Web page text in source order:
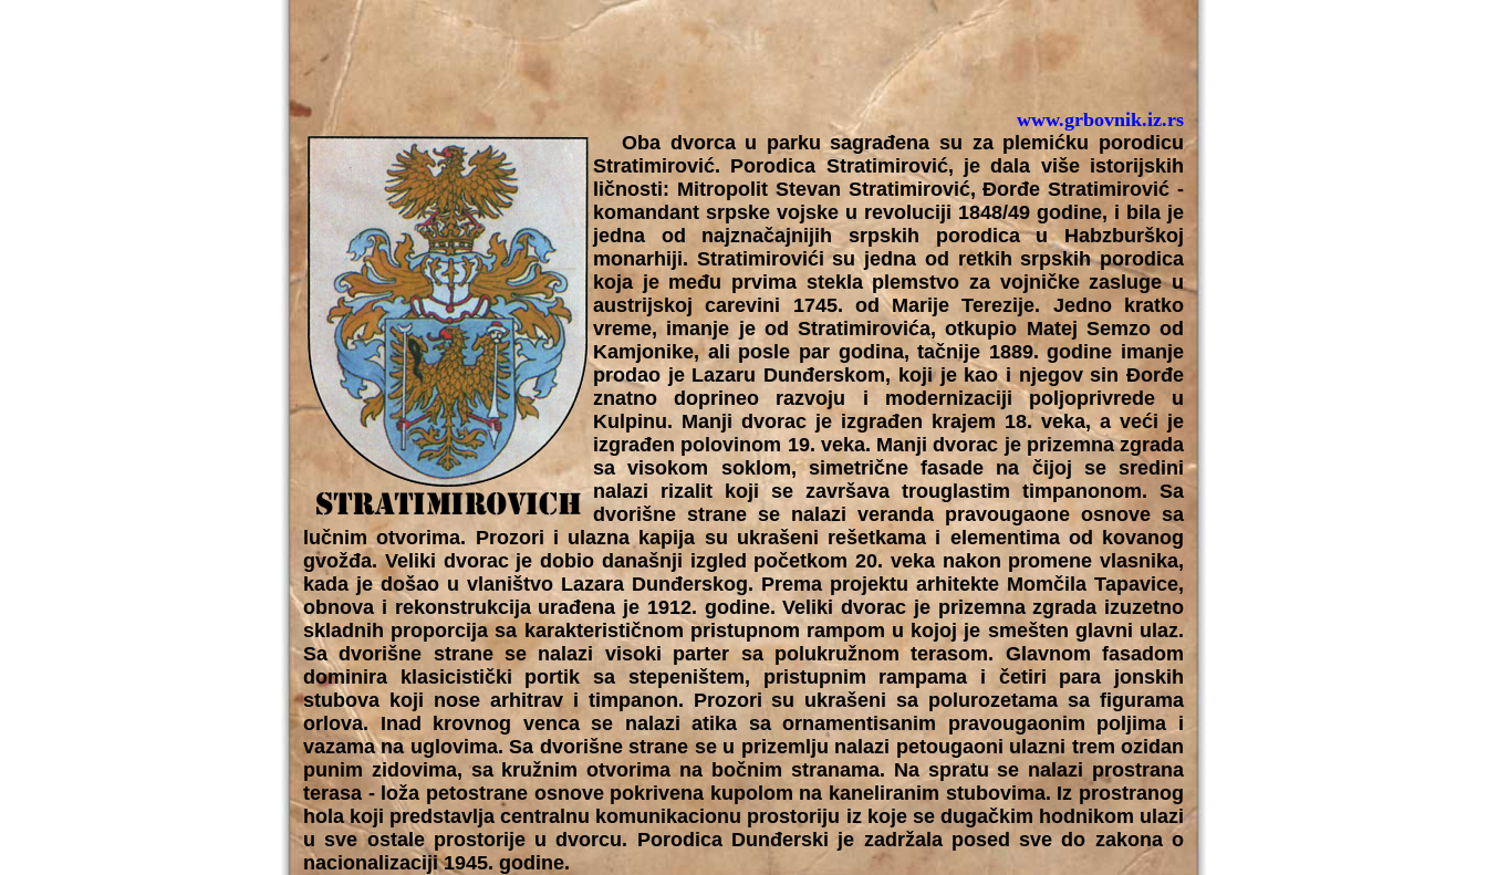
www.grbovnik.iz.rs
Oba dvorca u parku sagrađena su za plemićku porodicu
Stratimirović. Porodica Stratimirović, je dala više istorijskih
ličnosti: Mitropolit Stevan Stratimirović, Đorđe Stratimirović -
komandant srpske vojske u revoluciji 1848/49 godine, i bila je
jedna od najznačajnijih srpskih porodica u Habzburškoj
monarhiji. Stratimirovići su jedna od retkih srpskih porodica
koja je među prvima stekla plemstvo za vojničke zasluge u
austrijskoj carevini 1745. od Marije Terezije. Jedno kratko
vreme, imanje je od Stratimirovića, otkupio Matej Semzo od
Kamjonike, ali posle par godina, tačnije 1889. godine imanje
prodao je Lazaru Dunđerskom, koji je kao i njegov sin Đorđe
znatno doprineo razvoju i modernizaciji poljoprivrede u
Kulpinu. Manji dvorac je izgrađen krajem 18. veka, a veći je
izgrađen polovinom 19. veka. Manji dvorac je prizemna zgrada
sa visokom soklom, simetrične fasade na čijoj se sredini
nalazi rizalit koji se završava trouglastim timpanonom. Sa
dvorišne strane se nalazi veranda pravougaone osnove sa
lučnim otvorima. Prozori i ulazna kapija su ukrašeni rešetkama i elementima od kovanog
gvožđa. Veliki dvorac je dobio današnji izgled početkom 20. veka nakon promene vlasnika,
kada je došao u vlaništvo Lazara Dunđerskog. Prema projektu arhitekte Momčila Tapavice,
obnova i rekonstrukcija urađena je 1912. godine. Veliki dvorac je prizemna zgrada izuzetno
skladnih proporcija sa karakterističnom pristupnom rampom u kojoj je smešten glavni ulaz.
Sa dvorišne strane se nalazi visoki parter sa polukružnom terasom. Glavnom fasadom
dominira klasicistički portik sa stepeništem, pristupnim rampama i četiri para jonskih
stubova koji nose arhitrav i timpanon. Prozori su ukrašeni sa polurozetama sa figurama
orlova. Inad krovnog venca se nalazi atika sa ornamentisanim pravougaonim poljima i
vazama na uglovima. Sa dvorišne strane se u prizemlju nalazi petougaoni ulazni trem ozidan
punim zidovima, sa kružnim otvorima na bočnim stranama. Na spratu se nalazi prostrana
terasa - loža petostrane osnove pokrivena kupolom na kaneliranim stubovima. Iz prostranog
hola koji predstavlja centralnu komunikacionu prostoriju iz koje se dugačkim hodnikom ulazi
u sve ostale prostorije u dvorcu. Porodica Dunđerski je zadržala posed sve do zakona o
nacionalizaciji 1945. godine.